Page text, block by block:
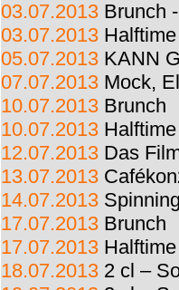
03.07.2013 Brunch
03.07.2013 Halftime
05.07.2013 KANN
07.07.2013 Mock,
10.07.2013 Brunch
10.07.2013 Halftime
12.07.2013 Das
13.07.2013
14.07.2013
17.07.2013 Brunch
17.07.2013 Halftime
18.07.2013 2 cl –